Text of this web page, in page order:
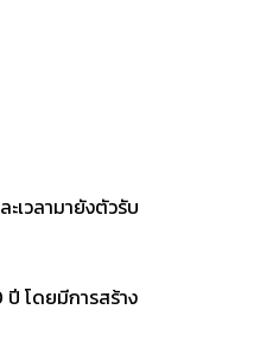
เวลามายังตัวรับ
โดยมีการสร้าง